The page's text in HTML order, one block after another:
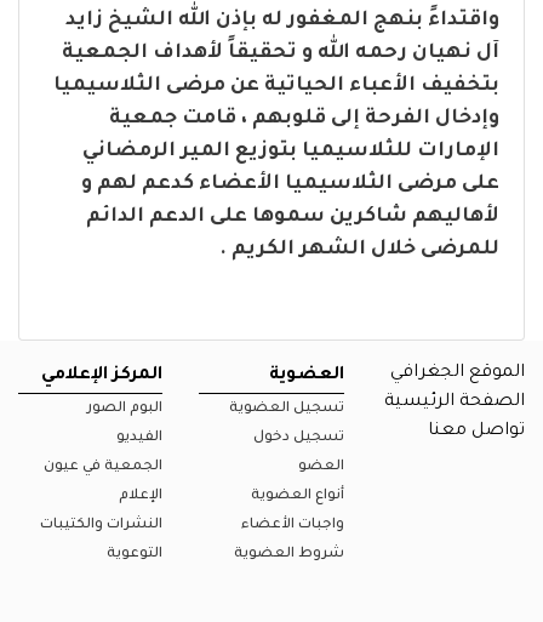
واقتداءً بنهج المغفور له بإذن الله الشيخ زايد
آل نهيان رحمه الله و تحقيقاً لأهداف الجمعية
بتخفيف الأعباء الحياتية عن مرضى الثلاسيميا
وإدخال الفرحة إلى قلوبهم ، قامت جمعية
الإمارات للثلاسيميا بتوزيع المير الرمضاني
على مرضى الثلاسيميا الأعضاء كدعم لهم و
لأهاليهم شاكرين سموها على الدعم الدائم
للمرضى خلال الشهر الكريم .
الموقع الجغرافي
الصفحة الرئيسية
تواصل معنا
العضوية
تسجيل العضوية
تسجيل دخول
العضو
أنواع العضوية
واجبات الأعضاء
شروط العضوية
المركز الإعلامي
البوم الصور
الفيديو
الجمعية في عيون
الإعلام
النشرات والكتيبات
التوعوية